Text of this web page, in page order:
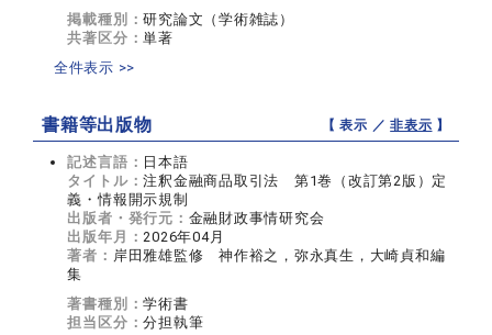
掲載種別：研究論文（学術雑誌）
共著区分：単著
全件表示 >>
書籍等出版物 【 表示 ／非表示 】
記述言語： 日本語
タイトル：注釈金融商品取引法 第1巻（改訂第2版）定
義・情報開示規制
出版者・発行元： 金融財政事情研究会
出版年月：2026年04月
著者： 岸田雅雄監修 神作裕之，弥永真生，大崎貞和編
集
著書種別：学術書
担当区分：分担執筆